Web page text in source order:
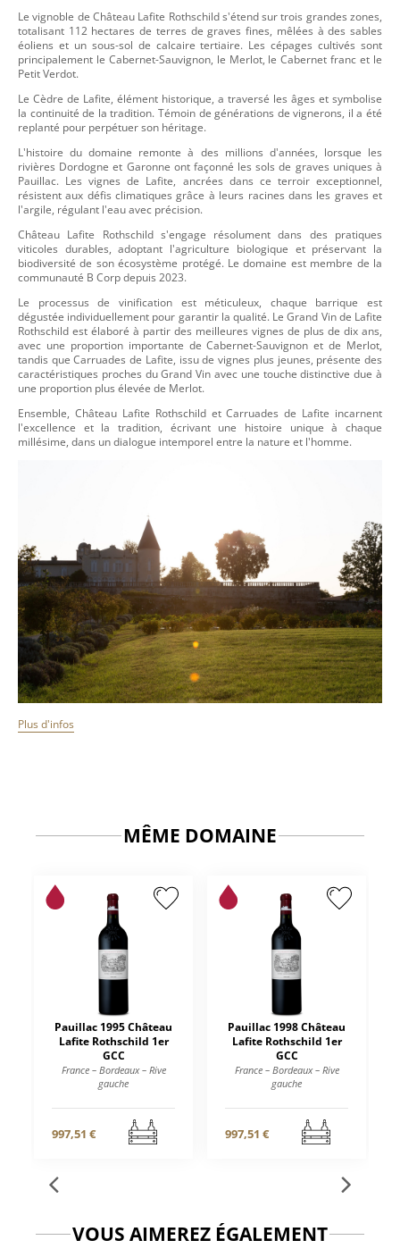
Le vignoble de Château Lafite Rothschild s'étend sur trois grandes zones,
totalisant 112 hectares de terres de graves fines, mêlées à des sables
éoliens et un sous-sol de calcaire tertiaire. Les cépages cultivés sont
principalement le Cabernet-Sauvignon, le Merlot, le Cabernet franc et le
Petit Verdot.
Le Cèdre de Lafite, élément historique, a traversé les âges et symbolise
la continuité de la tradition. Témoin de générations de vignerons, il a été
replanté pour perpétuer son héritage.
L'histoire du domaine remonte à des millions d'années, lorsque les
rivières Dordogne et Garonne ont façonné les sols de graves uniques à
Pauillac. Les vignes de Lafite, ancrées dans ce terroir exceptionnel,
résistent aux défis climatiques grâce à leurs racines dans les graves et
l'argile, régulant l'eau avec précision.
Château Lafite Rothschild s'engage résolument dans des pratiques
viticoles durables, adoptant l'agriculture biologique et préservant la
biodiversité de son écosystème protégé. Le domaine est membre de la
communauté B Corp depuis 2023.
Le processus de vinification est méticuleux, chaque barrique est
dégustée individuellement pour garantir la qualité. Le Grand Vin de Lafite
Rothschild est élaboré à partir des meilleures vignes de plus de dix ans,
avec une proportion importante de Cabernet-Sauvignon et de Merlot,
tandis que Carruades de Lafite, issu de vignes plus jeunes, présente des
caractéristiques proches du Grand Vin avec une touche distinctive due à
une proportion plus élevée de Merlot.
Ensemble, Château Lafite Rothschild et Carruades de Lafite incarnent
l'excellence et la tradition, écrivant une histoire unique à chaque
millésime, dans un dialogue intemporel entre la nature et l'homme.
Plus d'infos
MÊME DOMAINE
Pauillac 1995 Château
Lafite Rothschild 1er
GCC
France – Bordeaux – Rive
gauche
997,51 €
Pauillac 1998 Château
Lafite Rothschild 1er
GCC
France – Bordeaux – Rive
gauche
997,51 €
VOUS AIMEREZ ÉGALEMENT